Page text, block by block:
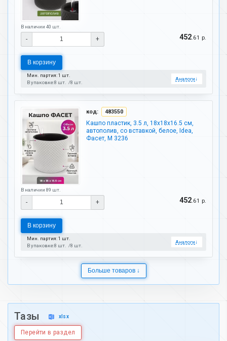
В наличии 40 шт.
- + 452.61 р.
В корзину
Мин. партия: 1 шт.
В упаковке:8 шт. 8 шт.
Аналоги↓
код: 483550
Кашпо пластик, 3.5 л, 18х18х16.5 см,
автополив, со вставкой, белое, Idea,
Фасет, М 3236
В наличии 89 шт.
- + 452.61 р.
В корзину
Мин. партия: 1 шт.
В упаковке:8 шт. 8 шт.
Аналоги↓
Больше товаров ↓
Тазы xlsx
Перейти в раздел